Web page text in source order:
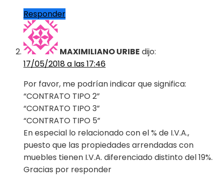
Responder
MAXIMILIANO URIBE dijo:
17/05/2018 a las 17:46
Por favor, me podrían indicar que significa:
“CONTRATO TIPO 2”
“CONTRATO TIPO 3”
“CONTRATO TIPO 5”
En especial lo relacionado con el % de I.V.A.,
puesto que las propiedades arrendadas con
muebles tienen I.V.A. diferenciado distinto del 19%.
Gracias por responder